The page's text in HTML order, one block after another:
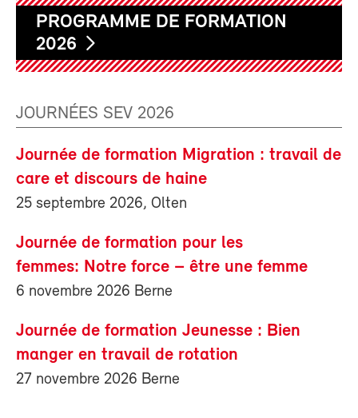
PROGRAMME DE FORMATION
2026
JOURNÉES SEV 2026
Journée de formation Migration : travail de
care et discours de haine
25 septembre 2026, Olten
Journée de formation pour les
femmes: Notre force – être une femme
6 novembre 2026 Berne
Journée de formation Jeunesse : Bien
manger en travail de rotation
27 novembre 2026 Berne